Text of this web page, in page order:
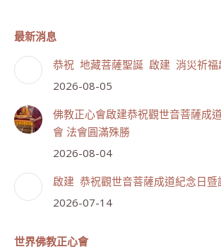
最新消息
恭祝 地藏菩薩聖誕 啟建 消災祈福
2026-08-05
佛教正心會啟建恭祝觀世音菩薩成
會 法會圓滿殊勝
2026-08-04
啟建 恭祝觀世音菩薩成道紀念日暨
2026-07-14
世界佛教正心會